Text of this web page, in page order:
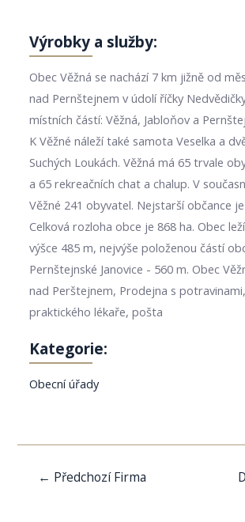
Výrobky a služby:
Obec Věžná se nachází 7 km jižně od
nad Pernštejnem v údolí říčky
místních částí: Věžná, Jabloňov a
K Věžné náleží také samota Veselka a
Suchých Loukách. Věžná má 65 trvale
a 65 rekreačních chat a chalup. V
Věžné 241 obyvatel. Nejstarší občance
Celková rozloha obce je 868 ha. Obec
výšce 485 m, nejvýše položenou částí
Pernštejnské Janovice - 560 m. Obec
nad Perštejnem, Prodejna s
praktického lékaře, pošta
Kategorie:
Obecní úřady
Navigace
← Předchozí Firma